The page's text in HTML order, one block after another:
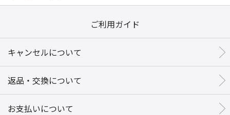
ご利用ガイド
キャンセルについて
返品・交換について
お支払いについて